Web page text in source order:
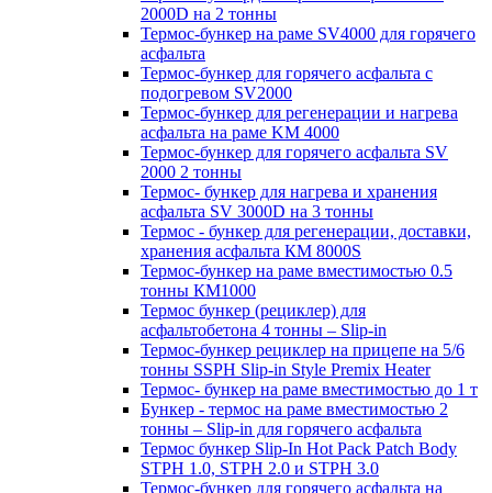
2000D на 2 тонны
Термос-бункер на раме SV4000 для горячего
асфальта
Термос-бункер для горячего асфальта с
подогревом SV2000
Термос-бункер для регенерации и нагрева
асфальта на раме KM 4000
Термос-бункер для горячего асфальта SV
2000 2 тонны
Термос- бункер для нагрева и хранения
асфальта SV 3000D на 3 тонны
Термос - бункер для регенерации, доставки,
хранения асфальта КМ 8000S
Термос-бункер на раме вместимостью 0.5
тонны КМ1000
Термос бункер (рециклер) для
асфальтобетона 4 тонны – Slip-in
Термос-бункер рециклер на прицепе на 5/6
тонны SSPH Slip-in Style Premix Heater
Термос- бункер на раме вместимостью до 1 т
Бункер - термос на раме вместимостью 2
тонны – Slip-in для горячего асфальта
Термос бункер Slip-In Hot Pack Patch Body
STPH 1.0, STPH 2.0 и STPH 3.0
Термос-бункер для горячего асфальта на